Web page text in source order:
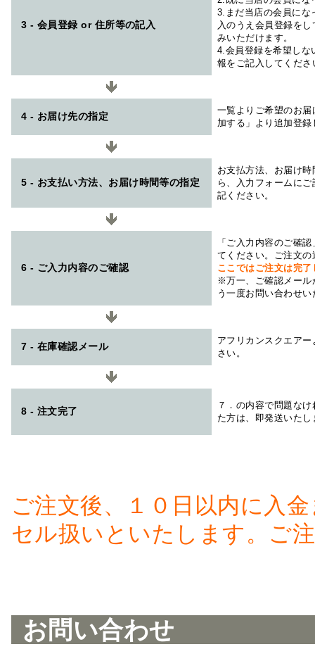
3 - 会員登録 or 住所等の記入
3.まだ当店の会員にな
入のうえ会員登録を
みいただけます。
4.会員登録を希望しな
報をご記入してくださ
4 - お届け先の指定
一覧よりご希望のお
加する」より追加登
5 - お支払い方法、お届け時間等の指定
お支払方法、お届け
ら、入力フォームに
記ください。
6 - ご入力内容のご確認
「ご入力内容のご確
てください。ご注文
ここではご注文は完
※万一、ご確認メール
う一度お問い合わせ
7 - 在庫確認メール
アフリカンスクエアー
さい。
8 - 注文完了
７．の内容で問題な
た方は、即発送いたし
ご注文後、１０日以内に入
セル扱いといたします。ご
お問い合わせ